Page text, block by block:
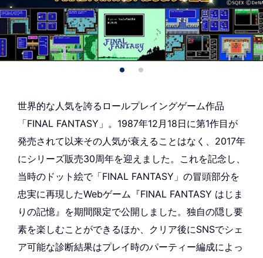
世界的な人気を誇るロールプレイングゲーム作品
「FINAL FANTASY」。1987年12月18日に第1作目が
発売されて以来その人気が衰えることはなく、2017年
にシリーズ販売30周年を迎えました。これを記念し、
当時のドット絵で「FINAL FANTASY」の冒頭部分を
忠実に再現したWebゲーム『FINAL FANTASY はじま
りの記憶』を期間限定で公開しました。独自の隠し要
素を楽しむことができるほか、クリア後にSNSでシェ
ア可能な診断結果はプレイ時のパーティー編成によっ